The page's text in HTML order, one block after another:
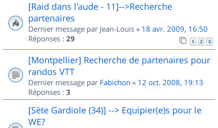
[Raid dans l'aude - 11]-->Recherche
partenaires
Dernier message par Jean-Louis « 18 avr. 2009, 16:50
Réponses : 29 1 2 3
[Montpellier] Recherche de partenaires pour
randos VTT
Dernier message par Fabichon « 12 oct. 2008, 19:13
Réponses : 3
[Sète Gardiole (34)] --> Equipier(e)s pour le
WE?